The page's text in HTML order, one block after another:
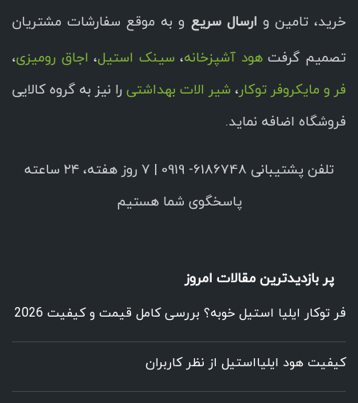
خرید، تامین و ارسال سریع و به موقع سفارشات مشتریان
تصمیم گرفتهود آشپزخانه، سینک استیل، اجاق رومیزی،
فر و مایکروفر توکار، شیر الات بهداشتی را نیز به گروه کالایی
فروشگاه اضافه نماید.
تلفن پشتیبانی 6186748- 0919 | ۷ روز هفته، ۲۴ ساعته
پاسخگوی شما هستیم
پر بازدیدترین مقالات امروز
فر توکار ایلیا استیل خوبه؟ بررسی کامل قیمت و کیفیت 2026
کیفیت هود ایلیااستیل از نظر کاربران